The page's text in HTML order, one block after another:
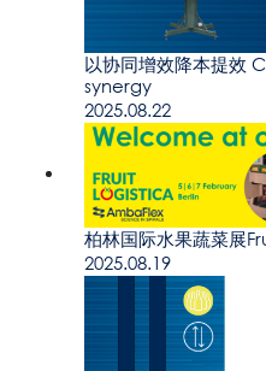
以协同增效降本提效
synergy
2025.08.22
柏林国际水果蔬菜展
2025.08.19